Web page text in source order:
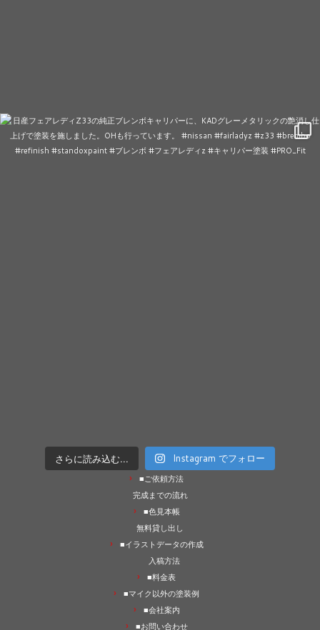
さらに読み込む... Instagram でフォロー
■ご依頼方法
完成までの流れ
■色見本帳
無料貸し出し
■イラストデータの作成
入稿方法
■料金表
■マイク以外の塗装例
■会社案内
■お問い合わせ